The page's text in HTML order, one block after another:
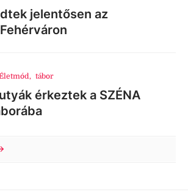
jelentősen az
, tábor
érkeztek a SZÉNA